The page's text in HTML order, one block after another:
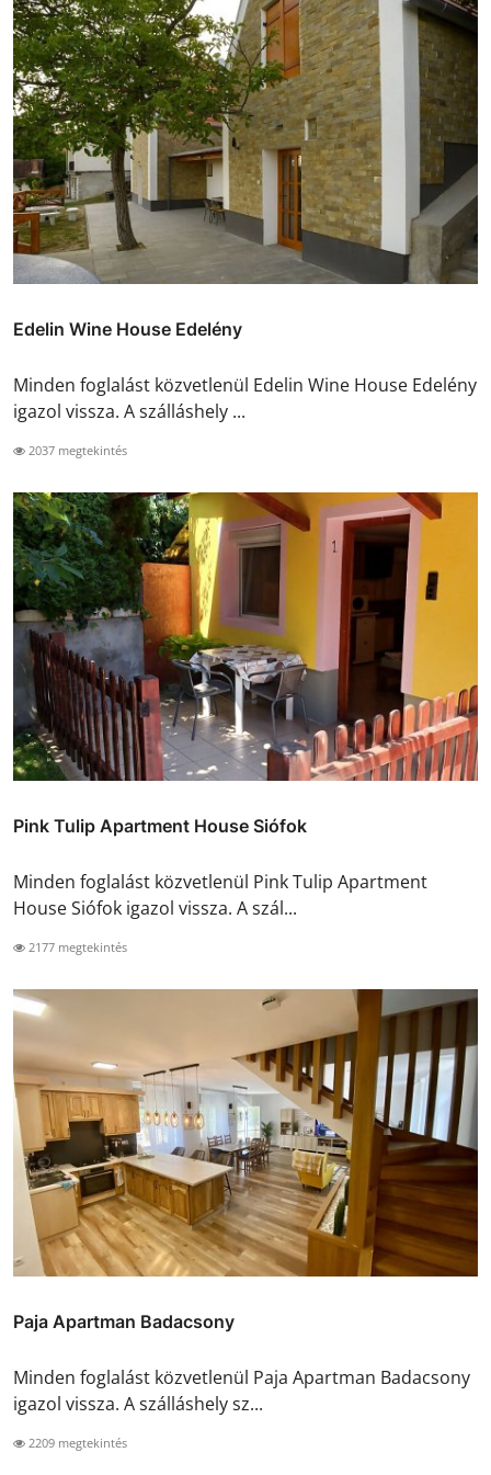
Edelin Wine House Edelény
Minden foglalást közvetlenül Edelin Wine House Edelény
igazol vissza. A szálláshely ...
2037 megtekintés
Pink Tulip Apartment House Siófok
Minden foglalást közvetlenül Pink Tulip Apartment
House Siófok igazol vissza. A szál...
2177 megtekintés
Paja Apartman Badacsony
Minden foglalást közvetlenül Paja Apartman Badacsony
igazol vissza. A szálláshely sz...
2209 megtekintés